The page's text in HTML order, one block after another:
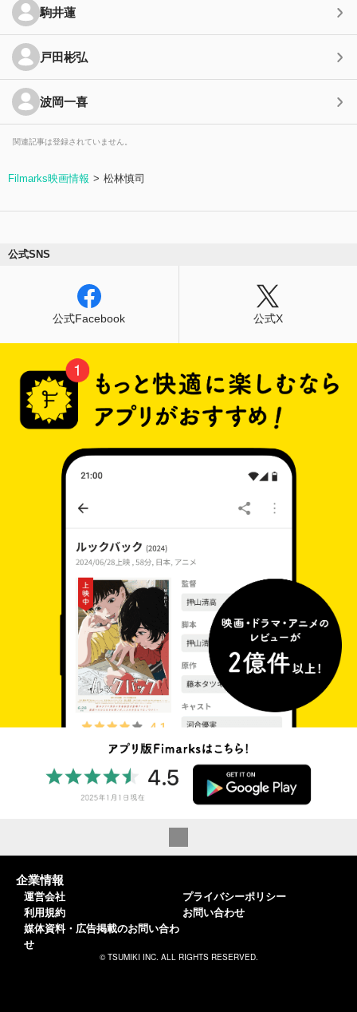
駒井蓮
戸田彬弘
波岡一喜
関連記事は登録されていません。
Filmarks映画情報 松林慎司
公式SNS
公式Facebook 公式X
企業情報
運営会社
利用規約
媒体資料・広告掲載のお問い合わ
せ
プライバシーポリシー
お問い合わせ
© TSUMIKI INC. ALL RIGHTS RESERVED.